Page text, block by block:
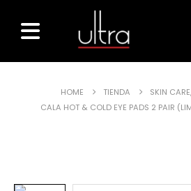
HOME TIENDA SKIN CARE,
CALA HOT & COLD EYE PADS 2 PAIR